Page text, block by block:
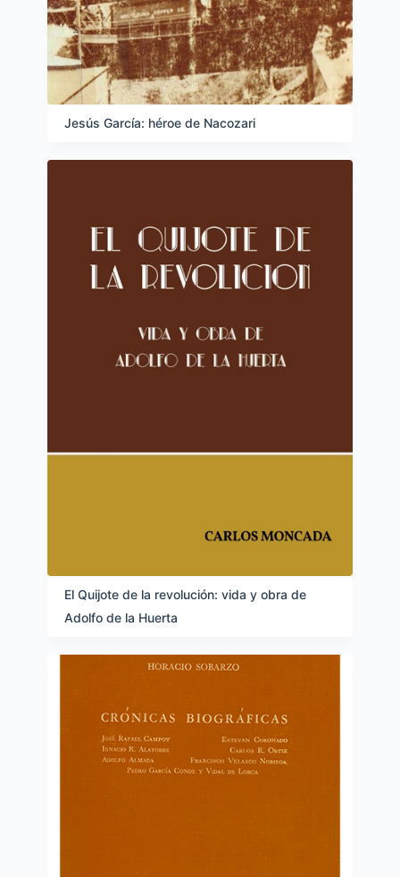
Jesús García: héroe de Nacozari
El Quijote de la revolución: vida y obra de
Adolfo de la Huerta